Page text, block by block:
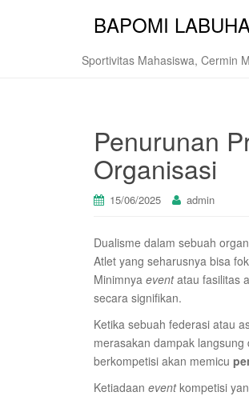
BAPOMI
Sportivitas Mahasiswa, Cermin
Penurunan
Organisasi
15/06/2025 admin
Dualisme dalam sebuah
Atlet yang seharusnya bisa
Minimnya eventatau fasilitas
secara signifikan.
Ketika sebuah federasi atau
merasakan dampak
berkompetisi akan memicu
Ketiadaan eventkompetisi